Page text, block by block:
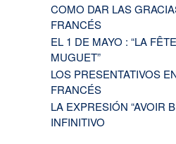
COMO DAR LAS
FRANCÉS
EL 1 DE MAYO : “LA
MUGUET”
LOS PRESENTATIVOS
FRANCÉS
LA EXPRESIÓN “AVOIR
INFINITIVO